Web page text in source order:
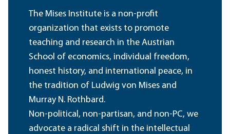
The Mises Institute is a non-profit
organization that exists to promote
teaching and research in the Austrian
School of economics, individual freedom,
honest history, and international peace, in
the tradition of Ludwig von Mises and
Murray N. Rothbard.
Non-political, non-partisan, and non-PC, we
advocate a radical shift in the intellectual